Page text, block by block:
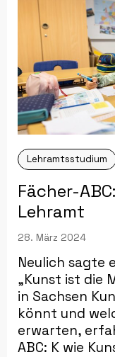
Lehramtsstudium
Fächer-
Lehramt
28. März 2024
Neulich sagte
„Kunst ist die
in Sachsen
könnt und
erwarten,
ABC: K wie